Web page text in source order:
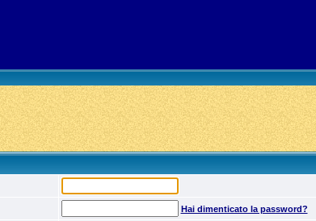
Hai dimenticato la password?